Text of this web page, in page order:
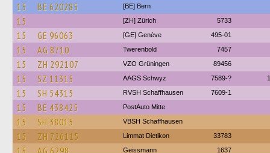
15 BE 620285 [BE] Bern
15 [ZH] Zürich 5733
15 GE 96063 [GE] Genève 495-01
15 AG 8710 Twerenbold 7457
15 ZH 292107 VZO Grüningen 89456
15 SZ 11315 AAGS Schwyz 7589-?
15 SH 54315 RVSH Schaffhausen 7609-1
15 BE 438425 PostAuto Mitte
15 SH 38015 VBSH Schaffhausen
15 ZH 726115 Limmat Dietikon 33783
15 AG 6298 Geissmann 1637